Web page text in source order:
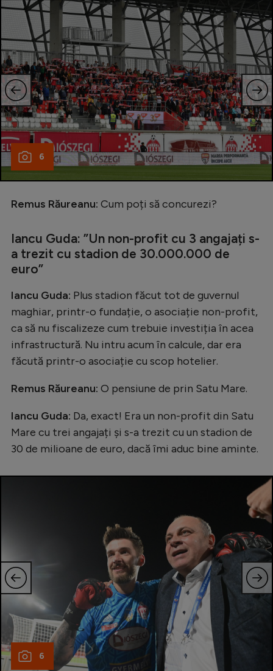
6
Remus Răureanu: Cum poți să concurezi?
Iancu Guda: ”Un non-profit cu 3 angajați s-
a trezit cu stadion de 30.000.000 de
euro”
Iancu Guda: Plus stadion făcut tot de guvernul
maghiar, printr-o fundație, o asociație non-profit,
ca să nu fiscalizeze cum trebuie investiția în acea
infrastructură. Nu intru acum în calcule, dar era
făcută printr-o asociație cu scop hotelier.
Remus Răureanu: O pensiune de prin Satu Mare.
Iancu Guda: Da, exact! Era un non-profit din Satu
Mare cu trei angajați și s-a trezit cu un stadion de
30 de milioane de euro, dacă îmi aduc bine aminte.
6